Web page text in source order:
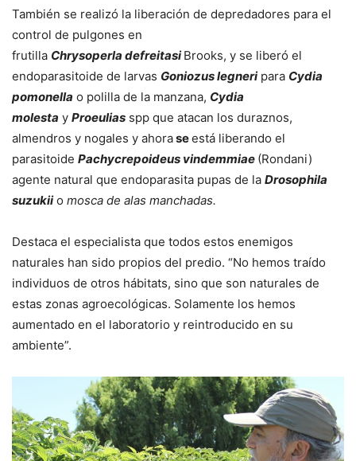
También se realizó la liberación de depredadores para el
control de pulgones en
frutilla Chrysoperla defreitasiBrooks, y se liberó el
endoparasitoide de larvas Goniozus legneripara Cydia
pomonella o polilla de la manzana, Cydia
molesta y Proeulias spp que atacan los duraznos,
almendros y nogales y ahoraseestá liberando el
parasitoide Pachycrepoideus vindemmiae (Rondani)
agente natural que endoparasita pupas de la Drosophila
suzukiio mosca de alas manchadas.
Destaca el especialista que todos estos enemigos
naturales han sido propios del predio. “No hemos traído
individuos de otros hábitats, sino que son naturales de
estas zonas agroecológicas. Solamente los hemos
aumentado en el laboratorio y reintroducido en su
ambiente”.